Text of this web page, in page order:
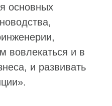
основных
вовлекаться и в
и развивать